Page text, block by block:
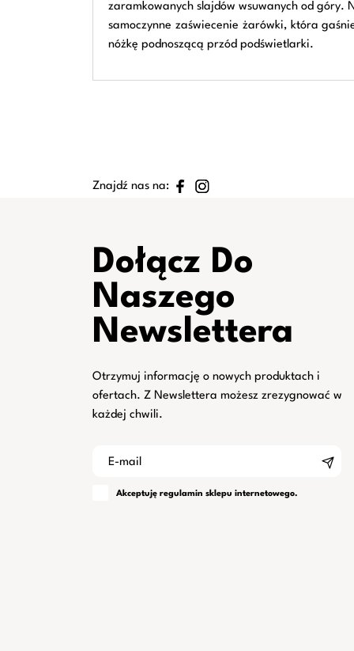
zaramkowanych slajdów wsuwanych od góry.
samoczynne zaświecenie żarówki, która
nóżkę podnoszącą przód podświetlarki.
Znajdź nas na:
Dołącz Do
Naszego
Newslettera
Otrzymuj informację o nowych produktach i
ofertach. Z Newslettera możesz zrezygnować w
każdej chwili.
Akceptuję regulamin sklepu internetowego.